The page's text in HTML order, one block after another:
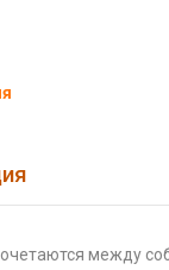
между